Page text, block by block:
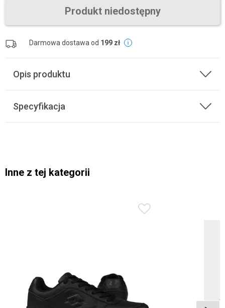
Produkt niedostępny
Darmowa dostawa od 199 zł
Opis produktu
Specyfikacja
Inne z tej kategorii